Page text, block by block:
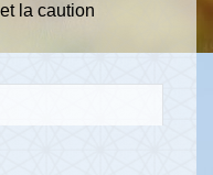
la caution